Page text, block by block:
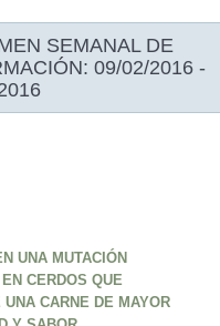
SEMANAL DE
09/02/2016 -
UNA MUTACIÓN
CERDOS QUE
UNA CARNE DE MAYOR